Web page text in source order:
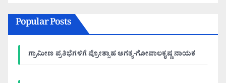
Popular Posts
ಗ್ರಾಮೀಣ ಪ್ರತಿಭೆಗಳಿಗೆ ಪ್ರೋತ್ಸಾಹ ಅಗತ್ಯ-ಗೋಪಾಲಕೃಷ್ಣ ನಾಯಕ